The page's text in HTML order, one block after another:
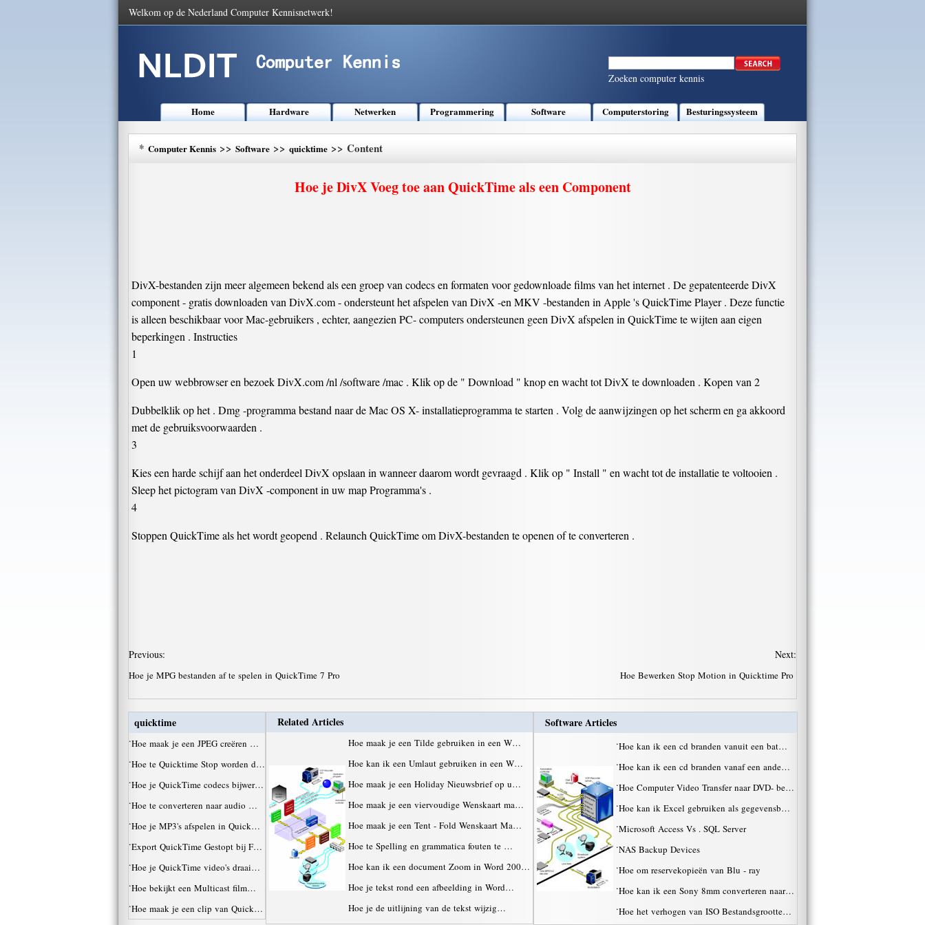
Welkom op de Nederland Computer Kennisnetwerk!
Zoeken computer kennis
Home Hardware Netwerken Programmering Software Computerstoring Besturingssysteem
* Computer Kennis >> Software >> quicktime >> Content
Hoe je DivX Voeg toe aan QuickTime als een Component
DivX-bestanden zijn meer algemeen bekend als een groep van codecs en formaten voor gedownloade films van het internet . De gepatenteerde DivX
component - gratis downloaden van DivX.com - ondersteunt het afspelen van DivX -en MKV -bestanden in Apple 's QuickTime Player . Deze functie
is alleen beschikbaar voor Mac-gebruikers , echter, aangezien PC- computers ondersteunen geen DivX afspelen in QuickTime te wijten aan eigen
beperkingen . Instructies
1
Open uw webbrowser en bezoek DivX.com /nl /software /mac . Klik op de " Download " knop en wacht tot DivX te downloaden . Kopen van 2
Dubbelklik op het . Dmg -programma bestand naar de Mac OS X- installatieprogramma te starten . Volg de aanwijzingen op het scherm en ga akkoord
met de gebruiksvoorwaarden .
3
Kies een harde schijf aan het onderdeel DivX opslaan in wanneer daarom wordt gevraagd . Klik op " Install " en wacht tot de installatie te voltooien .
Sleep het pictogram van DivX -component in uw map Programma's .
4
Stoppen QuickTime als het wordt geopend . Relaunch QuickTime om DivX-bestanden te openen of te converteren .
Previous:
Hoe je MPG bestanden af ​​te spelen in QuickTime 7 Pro
Next:
Hoe Bewerken Stop Motion in Quicktime Pro
quicktime
·Hoe maak je een JPEG creëren …
·Hoe te Quicktime Stop worden d…
·Hoe je QuickTime codecs bijwer…
·Hoe te converteren naar audio …
·Hoe je MP3's afspelen in Quick…
·Export QuickTime Gestopt bij F…
·Hoe je QuickTime video's draai…
·Hoe bekijkt een Multicast film…
·Hoe maak je een clip van Quick…
Related Articles
Hoe maak je een Tilde gebruiken in een W…
Hoe kan ik een Umlaut gebruiken in een W…
Hoe maak je een Holiday Nieuwsbrief op u…
Hoe maak je een viervoudige Wenskaart ma…
Hoe maak je een Tent - Fold Wenskaart Ma…
Hoe te Spelling en grammatica fouten te …
Hoe kan ik een document Zoom in Word 200…
Hoe je tekst rond een afbeelding in Word…
Hoe je de uitlijning van de tekst wijzig…
Software Articles
·Hoe kan ik een cd branden vanuit een bat…
·Hoe kan ik een cd branden vanaf een ande…
·Hoe Computer Video Transfer naar DVD- be…
·Hoe kan ik Excel gebruiken als gegevensb…
·Microsoft Access Vs . SQL Server
·NAS Backup Devices
·Hoe om reservekopieën van Blu - ray
·Hoe kan ik een Sony 8mm converteren naar…
·Hoe het verhogen van ISO Bestandsgrootte…